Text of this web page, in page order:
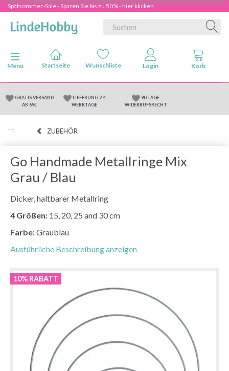
Spätsommer-Sale - Sparen Sie bis zu 50% - hier klicken
Anzeige ändern
Menü
GRATIS VERSAND
AB 69€
LIEFERUNG 2-4
WERKTAGE
90 TAGE
WIDERRUFSRECHT
ZUBEHÖR
Go Handmade Metallringe Mix
Grau / Blau
Dicker, haltbarer Metallring
4 Größen: 15, 20, 25 and 30 cm
Farbe:Graublau
Ausführliche Beschreibung anzeigen
10% RABATT